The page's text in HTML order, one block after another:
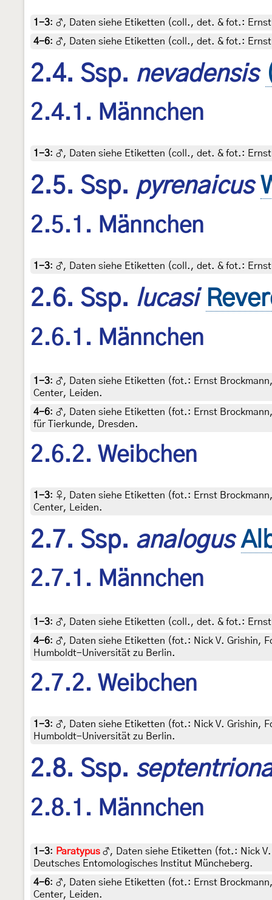
1-3: ♂, Daten siehe Etiketten (coll., det. & fot.:
4-6: ♂, Daten siehe Etiketten (coll., det. & fot.:
2.4. Ssp. nevadensis
2.4.1. Männchen
1-3: ♂, Daten siehe Etiketten (coll., det. & fot.:
2.5. Ssp. pyrenaicus
2.5.1. Männchen
1-3: ♂, Daten siehe Etiketten (coll., det. & fot.:
2.6. Ssp. lucasi
2.6.1. Männchen
1-3: ♂, Daten siehe Etiketten (fot.: Ernst
Center, Leiden.
4-6: ♂, Daten siehe Etiketten (fot.: Ernst
für Tierkunde, Dresden.
2.6.2. Weibchen
1-3: ♀, Daten siehe Etiketten (fot.: Ernst
Center, Leiden.
2.7. Ssp. analogus
2.7.1. Männchen
1-3: ♂, Daten siehe Etiketten (coll., det. & fot.:
4-6: ♂, Daten siehe Etiketten (fot.: Nick V. Grishin,
Humboldt-Universität zu Berlin.
2.7.2. Weibchen
1-3: ♂, Daten siehe Etiketten (fot.: Nick V. Grishin,
Humboldt-Universität zu Berlin.
2.8. Ssp.
2.8.1. Männchen
1-3: Paratypus ♂, Daten siehe Etiketten (fot.: Nick
Deutsches Entomologisches Institut Müncheberg.
4-6: ♂, Daten siehe Etiketten (fot.: Ernst
Center, Leiden.